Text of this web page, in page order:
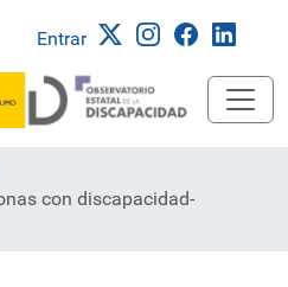
Entrar
con discapacidad-